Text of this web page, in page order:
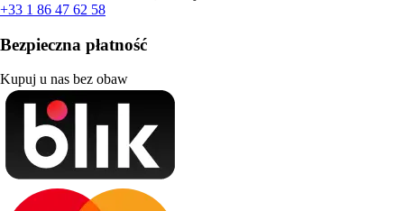
+33 1 86 47 62 58
Bezpieczna płatność
Kupuj u nas bez obaw